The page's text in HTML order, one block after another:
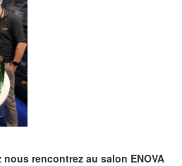
nous rencontrez au salon ENOVA